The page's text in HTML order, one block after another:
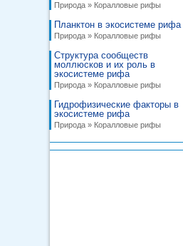
Природа » Коралловые рифы
Планктон в экосистеме рифа
Природа » Коралловые рифы
Структура сообществ
моллюсков и их роль в
экосистеме рифа
Природа » Коралловые рифы
Гидрофизические факторы в
экосистеме рифа
Природа » Коралловые рифы